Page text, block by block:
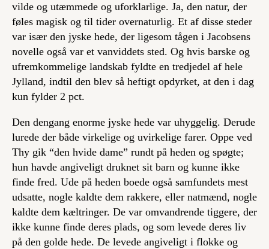
vilde og utæmmede og uforklarlige. Ja, den natur, der
føles magisk og til tider overnaturlig. Et af disse steder
var især den jyske hede, der ligesom tågen i Jacobsens
novelle også var et vanviddets sted. Og hvis barske og
ufremkommelige landskab fyldte en tredjedel af hele
Jylland, indtil den blev så heftigt opdyrket, at den i dag
kun fylder 2 pct.
Den dengang enorme jyske hede var uhyggelig. Derude
lurede der både virkelige og uvirkelige farer. Oppe ved
Thy gik “den hvide dame” rundt på heden og spøgte;
hun havde angiveligt druknet sit barn og kunne ikke
finde fred. Ude på heden boede også samfundets mest
udsatte, nogle kaldte dem rakkere, eller natmænd, nogle
kaldte dem kæltringer. De var omvandrende tiggere, der
ikke kunne finde deres plads, og som levede deres liv
på den golde hede. De levede angiveligt i flokke og